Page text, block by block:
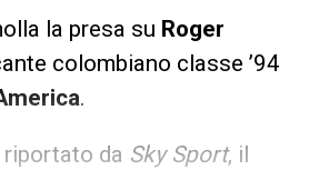
la presa su Roger
colombiano classe ’94
.
da Sky Sport, il